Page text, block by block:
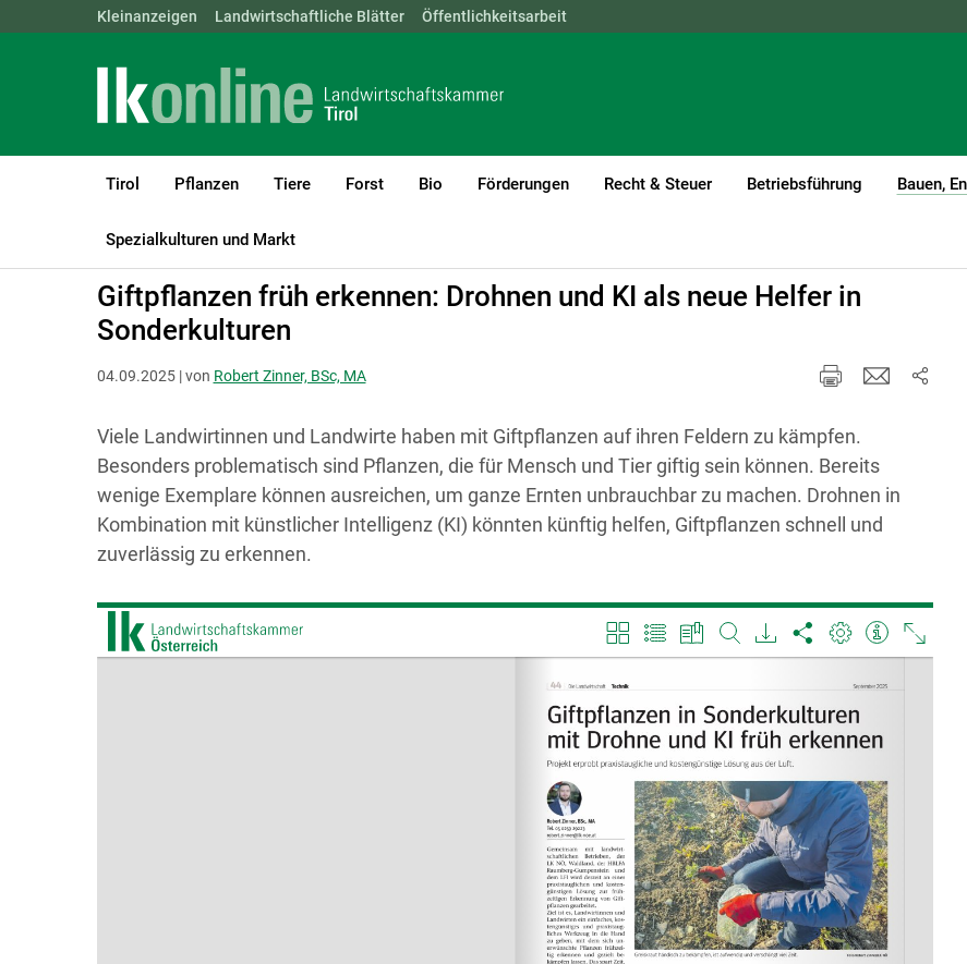
Skip to main content
Landwirtschaftskammern: ÖSTERREICH BGLD KTN NÖ OÖ
Kleinanzeigen Landwirtschaftliche Blätter Öffentlichkeitsarbeit
Tirol Pflanzen Tiere Forst Bio Förderungen Recht & Steuer Betriebsführung Bauen,
Spezialkulturen und Markt
LK Tirol Bauen, Energie & Technik
Giftpflanzen früh erkennen: Drohnen und KI als neue Helfer in
Sonderkulturen
04.09.2025 | von Robert Zinner, BSc, MA
Viele Landwirtinnen und Landwirte haben mit Giftpflanzen auf ihren Feldern zu kämpfen.
Besonders problematisch sind Pflanzen, die für Mensch und Tier giftig sein können. Bereits
wenige Exemplare können ausreichen, um ganze Ernten unbrauchbar zu machen. Drohnen in
Kombination mit künstlicher Intelligenz (KI) könnten künftig helfen, Giftpflanzen schnell und
zuverlässig zu erkennen.